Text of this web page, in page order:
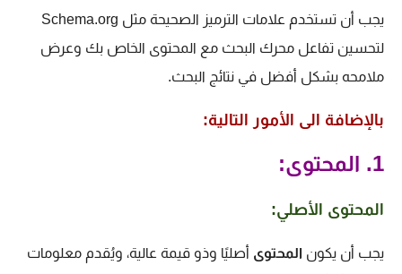
يجب أن تستخدم علامات الترميز الصحيحة مثل Schema.org
لتحسين تفاعل محرك البحث مع المحتوى الخاص بك وعرض
ملامحه بشكل أفضل في نتائج البحث.
بالإضافة الى الأمور التالية:
1. المحتوى:
المحتوى الأصلي:
يجب أن يكون المحتوى أصليًا وذو قيمة عالية، ويُقدم معلومات